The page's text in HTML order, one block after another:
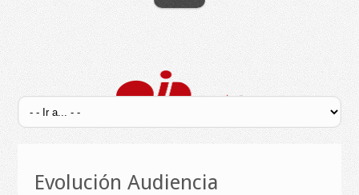
Evolución Audiencia